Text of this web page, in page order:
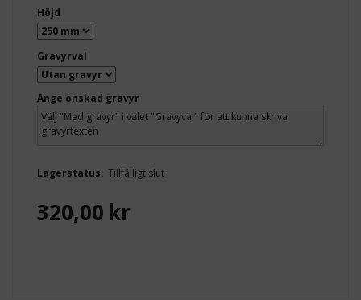
Höjd
Gravyrval
Ange önskad gravyr
Lagerstatus: Tillfälligt slut
320,00 kr